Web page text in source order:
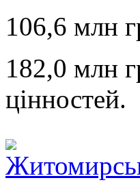
106,6 млн
182,0 млн
цінностей.